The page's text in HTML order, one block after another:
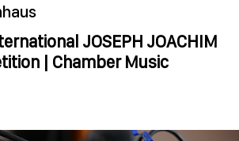
JOSEPH JOACHIM
| Chamber Music